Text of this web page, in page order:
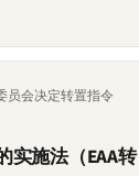
员会决定转置指令
实施法（EAA转